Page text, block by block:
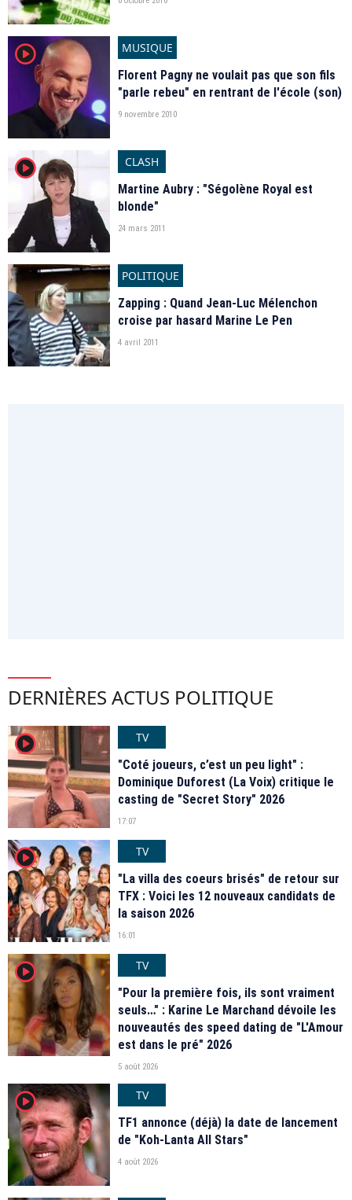
player2
MUSIQUE
Florent Pagny ne voulait pas que son fils
"parle rebeu" en rentrant de l'école (son)
9 novembre 2010
player2
CLASH
Martine Aubry : "Ségolène Royal est
blonde"
24 mars 2011
POLITIQUE
Zapping : Quand Jean-Luc Mélenchon
croise par hasard Marine Le Pen
4 avril 2011
DERNIÈRES ACTUS POLITIQUE
player2
TV
"Coté joueurs, c’est un peu light" :
Dominique Duforest (La Voix) critique le
casting de "Secret Story" 2026
17:07
player2
TV
"La villa des coeurs brisés" de retour sur
TFX : Voici les 12 nouveaux candidats de
la saison 2026
16:01
player2
TV
"Pour la première fois, ils sont vraiment
seuls…" : Karine Le Marchand dévoile les
nouveautés des speed dating de "L'Amour
est dans le pré" 2026
5 août 2026
player2
TV
TF1 annonce (déjà) la date de lancement
de "Koh-Lanta All Stars"
4 août 2026